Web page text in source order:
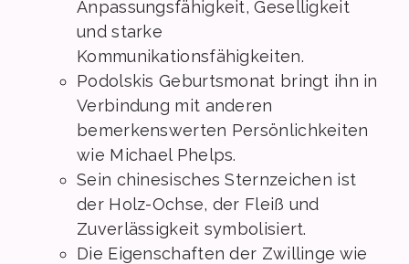
Anpassungsfähigkeit, Geselligkeit
und starke
Kommunikationsfähigkeiten.
Podolskis Geburtsmonat bringt ihn in
Verbindung mit anderen
bemerkenswerten Persönlichkeiten
wie Michael Phelps.
Sein chinesisches Sternzeichen ist
der Holz-Ochse, der Fleiß und
Zuverlässigkeit symbolisiert.
Die Eigenschaften der Zwillinge wie